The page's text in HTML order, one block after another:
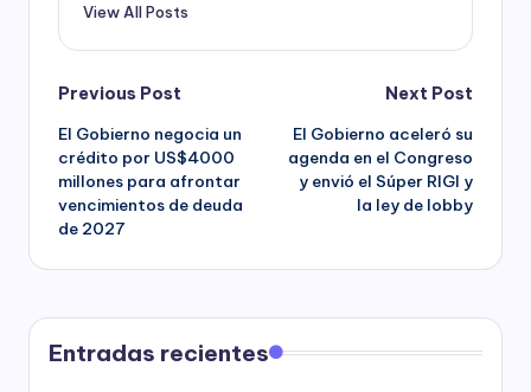
View All Posts
Post
navigation
Previous Post
El Gobierno negocia un
crédito por US$4000
millones para afrontar
vencimientos de deuda
de 2027
Next Post
El Gobierno aceleró su
agenda en el Congreso
y envió el Súper RIGI y
la ley de lobby
Entradas recientes